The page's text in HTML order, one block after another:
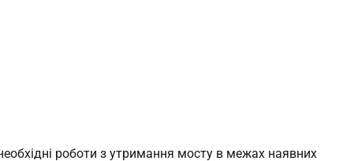
роботи з утримання мосту в межах наявних